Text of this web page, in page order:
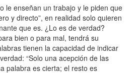
le enseñan un trabajo y le piden que
y directo”, en realidad solo quieren
que es. ¿Lo es de verdad?
bien o para mal, tendrá su
tienen la capacidad de indicar
“Solo una acepción de las
palabra es cierta; el resto es